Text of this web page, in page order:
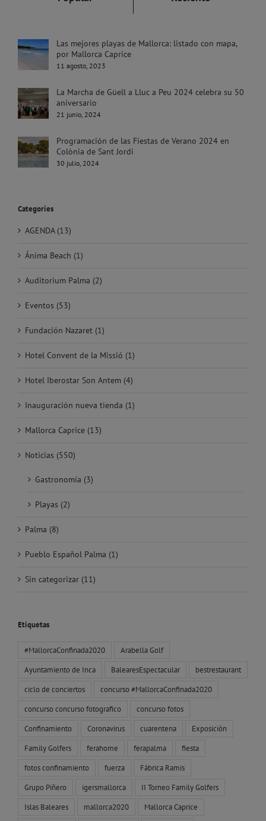
Las mejores playas de Mallorca: listado con mapa,
por Mallorca Caprice
11 agosto, 2023
La Marcha de Güell a Lluc a Peu 2024 celebra su 50
aniversario
21 junio, 2024
Programación de las Fiestas de Verano 2024 en
Colònia de Sant Jordi
30 julio, 2024
Categories
AGENDA (13)
Ánima Beach (1)
Auditorium Palma (2)
Eventos (53)
Fundación Nazaret (1)
Hotel Convent de la Missió (1)
Hotel Iberostar Son Antem (4)
Inauguración nueva tienda (1)
Mallorca Caprice (13)
Noticias (550)
Gastronomía (3)
Playas (2)
Palma (8)
Pueblo Español Palma (1)
Sin categorizar (11)
Etiquetas
#MallorcaConfinada2020 Arabella Golf
Ayuntamiento de Inca BalearesEspectacular bestrestaurant
ciclo de conciertos concurso #MallorcaConfinada2020
concurso concurso fotografico concurso fotos
Confinamiento Coronavirus cuarentena Exposición
Family Golfers ferahome ferapalma fiesta
fotos confinamiento fuerza Fábrica Ramis
Grupo Piñero igersmallorca II Torneo Family Golfers
Islas Baleares mallorca2020 Mallorca Caprice